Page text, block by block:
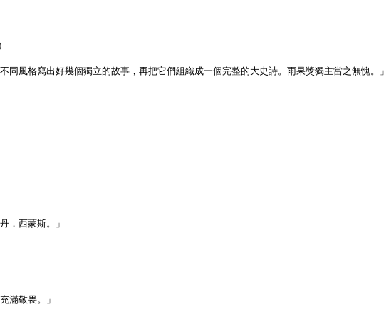
同風格寫出好幾個獨立的故事，再把它們組織成一個完整的大史詩。雨果獎獨主當之無愧。」
．西蒙斯。」
滿敬畏。」